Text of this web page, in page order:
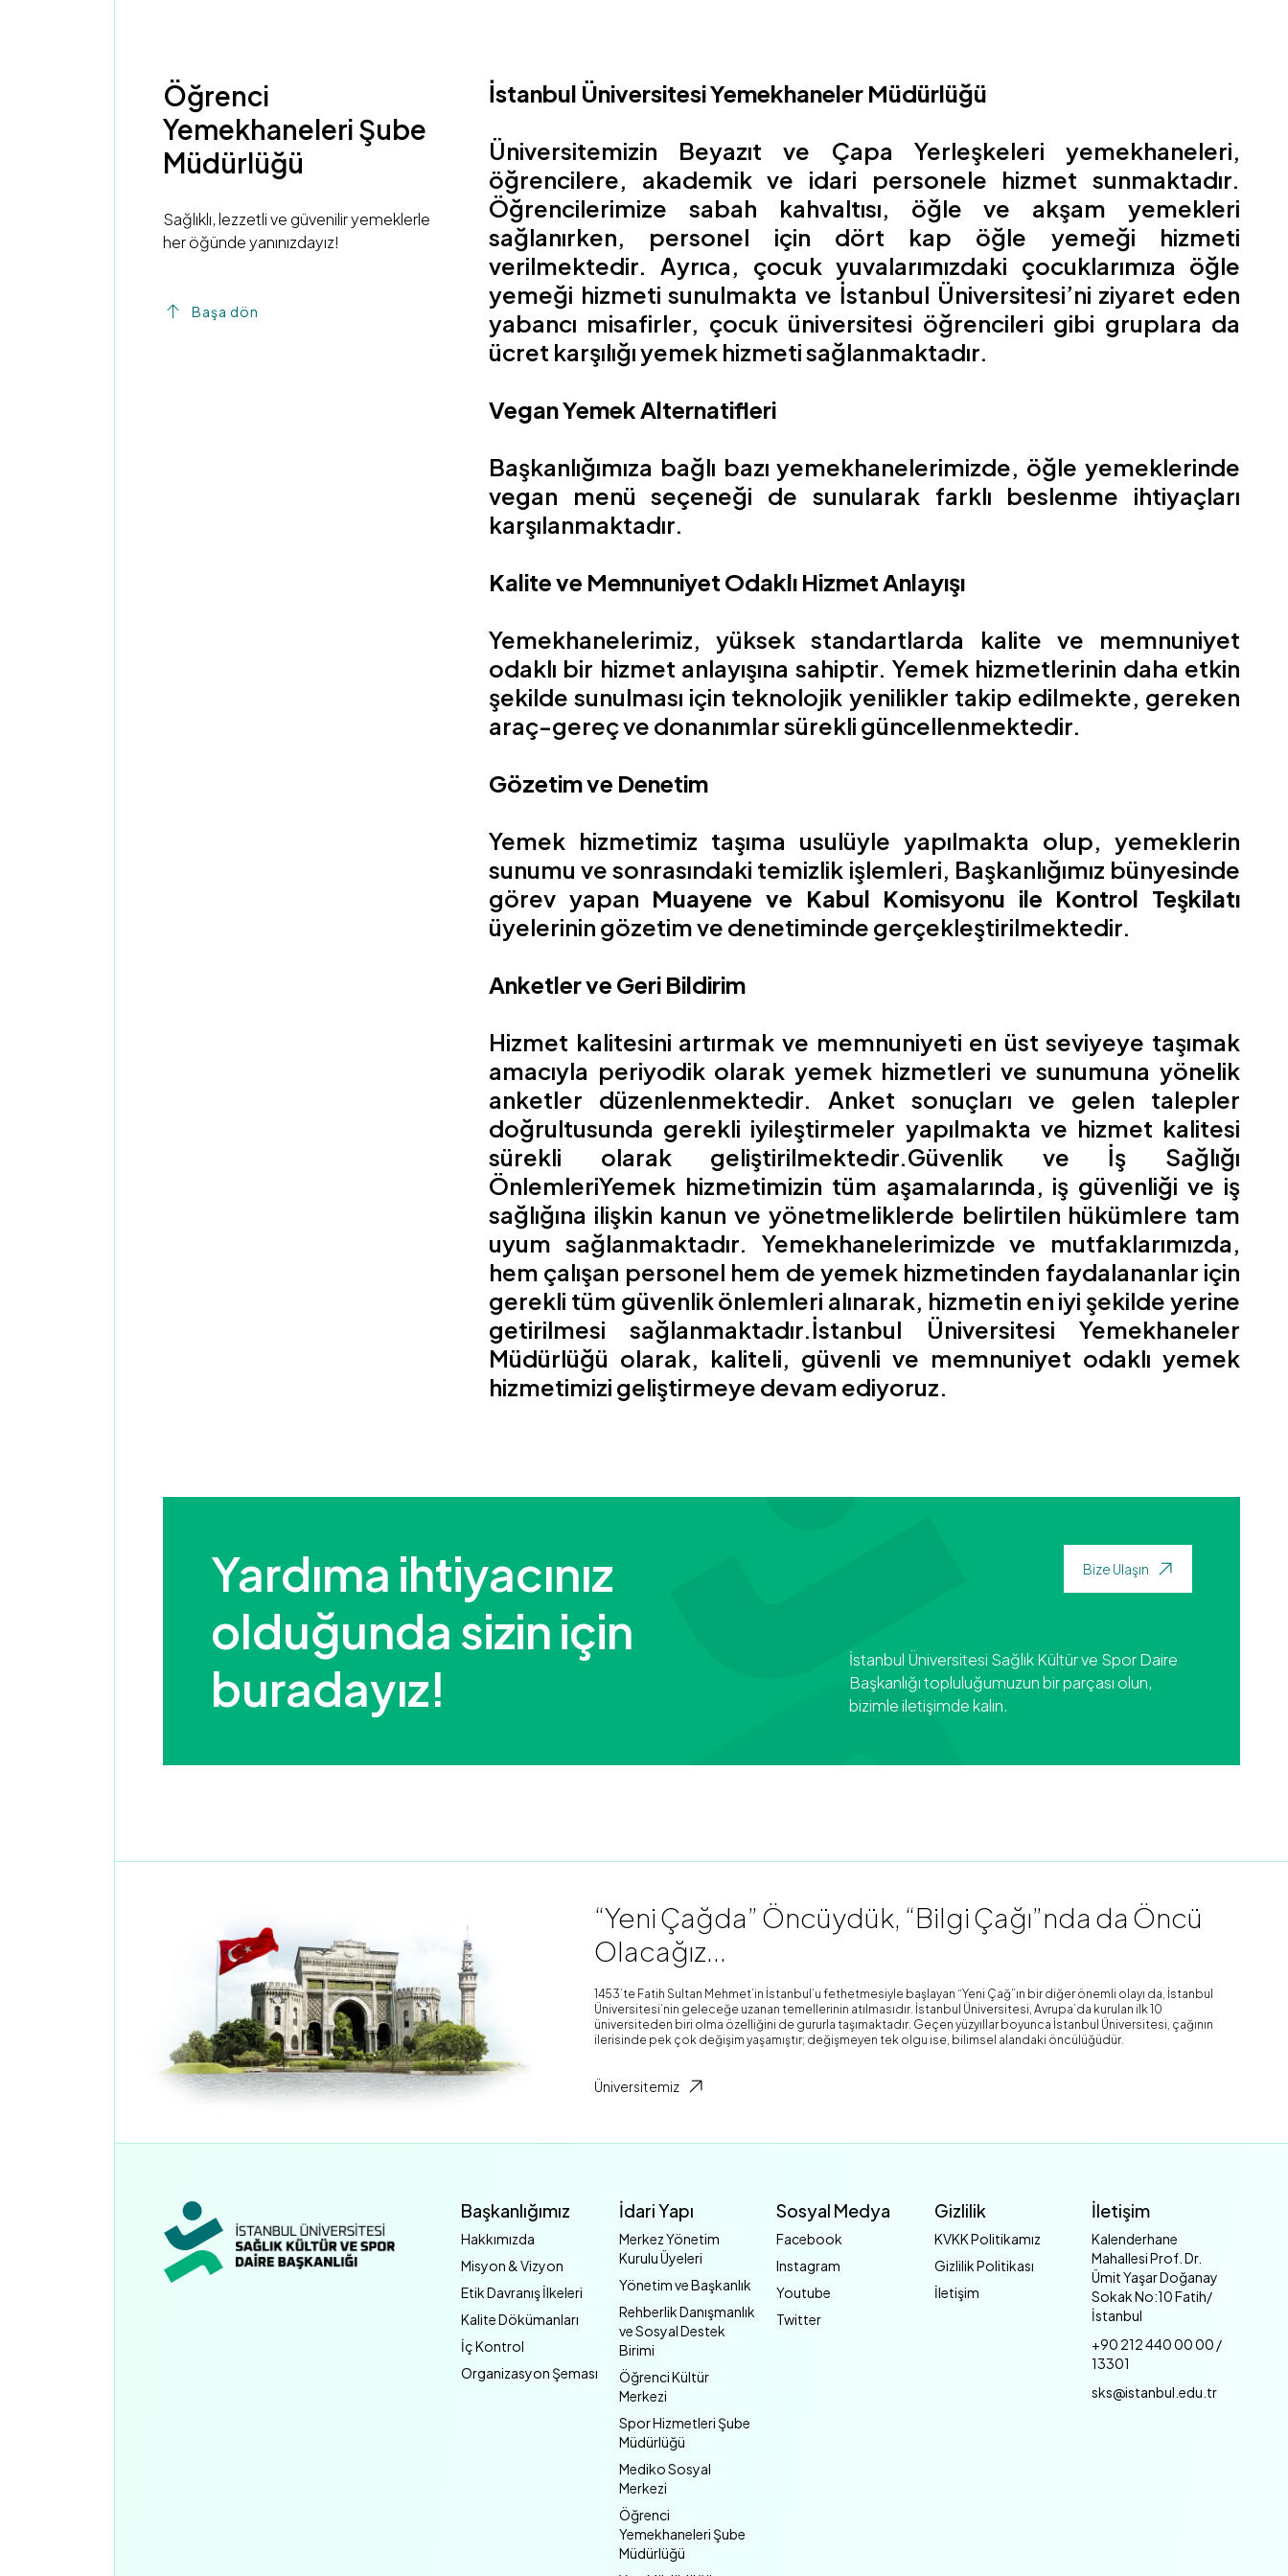
Öğrenci
Yemekhaneleri Şube
Müdürlüğü
Sağlıklı, lezzetli ve güvenilir yemeklerle
her öğünde yanınızdayız!
Başa dön
İstanbul Üniversitesi Yemekhaneler Müdürlüğü
Üniversitemizin Beyazıt ve Çapa Yerleşkeleri yemekhaneleri,
öğrencilere, akademik ve idari personele hizmet sunmaktadır.
Öğrencilerimize sabah kahvaltısı, öğle ve akşam yemekleri
sağlanırken, personel için dört kap öğle yemeği hizmeti
verilmektedir. Ayrıca, çocuk yuvalarımızdaki çocuklarımıza öğle
yemeği hizmeti sunulmakta ve İstanbul Üniversitesi’ni ziyaret eden
yabancı misafirler, çocuk üniversitesi öğrencileri gibi gruplara da
ücret karşılığı yemek hizmeti sağlanmaktadır.
Vegan Yemek Alternatifleri
Başkanlığımıza bağlı bazı yemekhanelerimizde, öğle yemeklerinde
vegan menü seçeneği de sunularak farklı beslenme ihtiyaçları
karşılanmaktadır.
Kalite ve Memnuniyet Odaklı Hizmet Anlayışı
Yemekhanelerimiz, yüksek standartlarda kalite ve memnuniyet
odaklı bir hizmet anlayışına sahiptir. Yemek hizmetlerinin daha etkin
şekilde sunulması için teknolojik yenilikler takip edilmekte, gereken
araç-gereç ve donanımlar sürekli güncellenmektedir.
Gözetim ve Denetim
Yemek hizmetimiz taşıma usulüyle yapılmakta olup, yemeklerin
sunumu ve sonrasındaki temizlik işlemleri, Başkanlığımız bünyesinde
görev yapan Muayene ve Kabul Komisyonu ile Kontrol Teşkilatı
üyelerinin gözetim ve denetiminde gerçekleştirilmektedir.
Anketler ve Geri Bildirim
Hizmet kalitesini artırmak ve memnuniyeti en üst seviyeye taşımak
amacıyla periyodik olarak yemek hizmetleri ve sunumuna yönelik
anketler düzenlenmektedir. Anket sonuçları ve gelen talepler
doğrultusunda gerekli iyileştirmeler yapılmakta ve hizmet kalitesi
sürekli olarak geliştirilmektedir.Güvenlik ve İş Sağlığı
ÖnlemleriYemek hizmetimizin tüm aşamalarında, iş güvenliği ve iş
sağlığına ilişkin kanun ve yönetmeliklerde belirtilen hükümlere tam
uyum sağlanmaktadır. Yemekhanelerimizde ve mutfaklarımızda,
hem çalışan personel hem de yemek hizmetinden faydalananlar için
gerekli tüm güvenlik önlemleri alınarak, hizmetin en iyi şekilde yerine
getirilmesi sağlanmaktadır.İstanbul Üniversitesi Yemekhaneler
Müdürlüğü olarak, kaliteli, güvenli ve memnuniyet odaklı yemek
hizmetimizi geliştirmeye devam ediyoruz.
Yardıma ihtiyacınız
olduğunda sizin için
buradayız!
Bize Ulaşın
İstanbul Üniversitesi Sağlık Kültür ve Spor Daire
Başkanlığı topluluğumuzun bir parçası olun,
bizimle iletişimde kalın.
“Yeni Çağda” Öncüydük, “Bilgi Çağı”nda da Öncü
Olacağız...
1453’te Fatih Sultan Mehmet’in İstanbul’u fethetmesiyle başlayan “Yeni Çağ”ın bir diğer önemli olayı da, İstanbul
Üniversitesi’nin geleceğe uzanan temellerinin atılmasıdır. İstanbul Üniversitesi, Avrupa’da kurulan ilk 10
üniversiteden biri olma özelliğini de gururla taşımaktadır. Geçen yüzyıllar boyunca İstanbul Üniversitesi, çağının
ilerisinde pek çok değişim yaşamıştır; değişmeyen tek olgu ise, bilimsel alandaki öncülüğüdür.
Üniversitemiz
Başkanlığımız
Hakkımızda
Misyon & Vizyon
Etik Davranış İlkeleri
Kalite Dökümanları
İç Kontrol
Organizasyon Şeması
İdari Yapı
Merkez Yönetim
Kurulu Üyeleri
Yönetim ve Başkanlık
Rehberlik Danışmanlık
ve Sosyal Destek
Birimi
Öğrenci Kültür
Merkezi
Spor Hizmetleri Şube
Müdürlüğü
Mediko Sosyal
Merkezi
Öğrenci
Yemekhaneleri Şube
Müdürlüğü
Sosyal Medya
Facebook
Instagram
Youtube
Twitter
Gizlilik
KVKK Politikamız
Gizlilik Politikası
İletişim
İletişim
Kalenderhane
Mahallesi Prof. Dr.
Ümit Yaşar Doğanay
Sokak No:10 Fatih/
İstanbul
+90 212 440 00 00 /
13301
sks@istanbul.edu.tr